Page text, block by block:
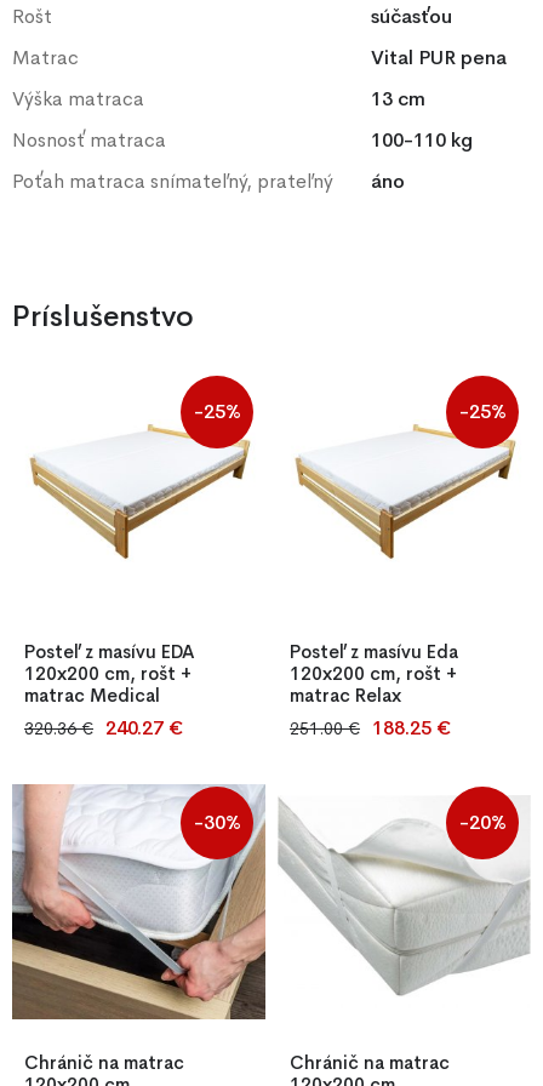
Rošt
súčasťou
Matrac
Vital PUR pena
Výška matraca
13 cm
Nosnosť matraca
100-110 kg
Poťah matraca snímateľný, prateľný
áno
Príslušenstvo
-25%
Posteľ z masívu EDA
120x200 cm, rošt +
matrac Medical
Posteľ Eda 120x200 cm z
matracom Medical v cene.
Stabilná konštrukcia, stredne
tvrdý matrac z PUR peny.
Skvelá voľba pre spálňu aj
ubytovanie.
320.36 € 240.27 €
-25%
Posteľ z masívu Eda
120x200 cm, rošt +
matrac Relax
Masívna posteľ Eda 120x200
roštom a matracom Relax.
Stabilná, stredne tvrdá PUR
matrac s antibakteriálnym
poťahom. Vhodná aj pre
komerčné využitie.
251.00 € 188.25 €
-30%
Chránič na matrac
-20%
Chránič na matrac